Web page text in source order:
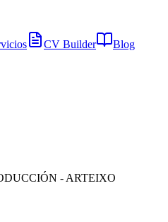
CV Builder Blog
- ARTEIXO